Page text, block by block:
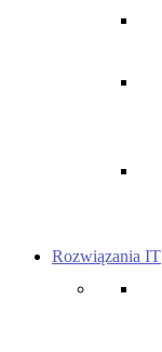
Rozwiązania IT